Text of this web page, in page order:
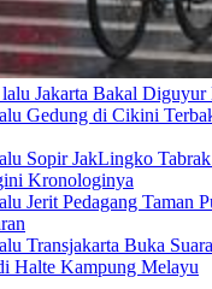
Jakarta Bakal
Gedung di Cikini
Sopir JakLingko
Kronologinya
Jerit Pedagang Taman
Transjakarta Buka
Halte Kampung Melayu